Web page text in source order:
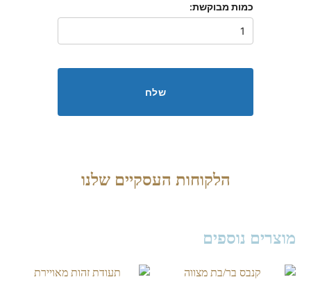
כמות מבוקשת:
הלקוחות העסקיים שלנו
מוצרים נוספים